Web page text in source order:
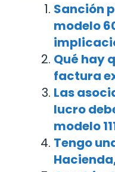
Sanción
modelo
Qué hay
factura
Las
lucro
modelo
Tengo